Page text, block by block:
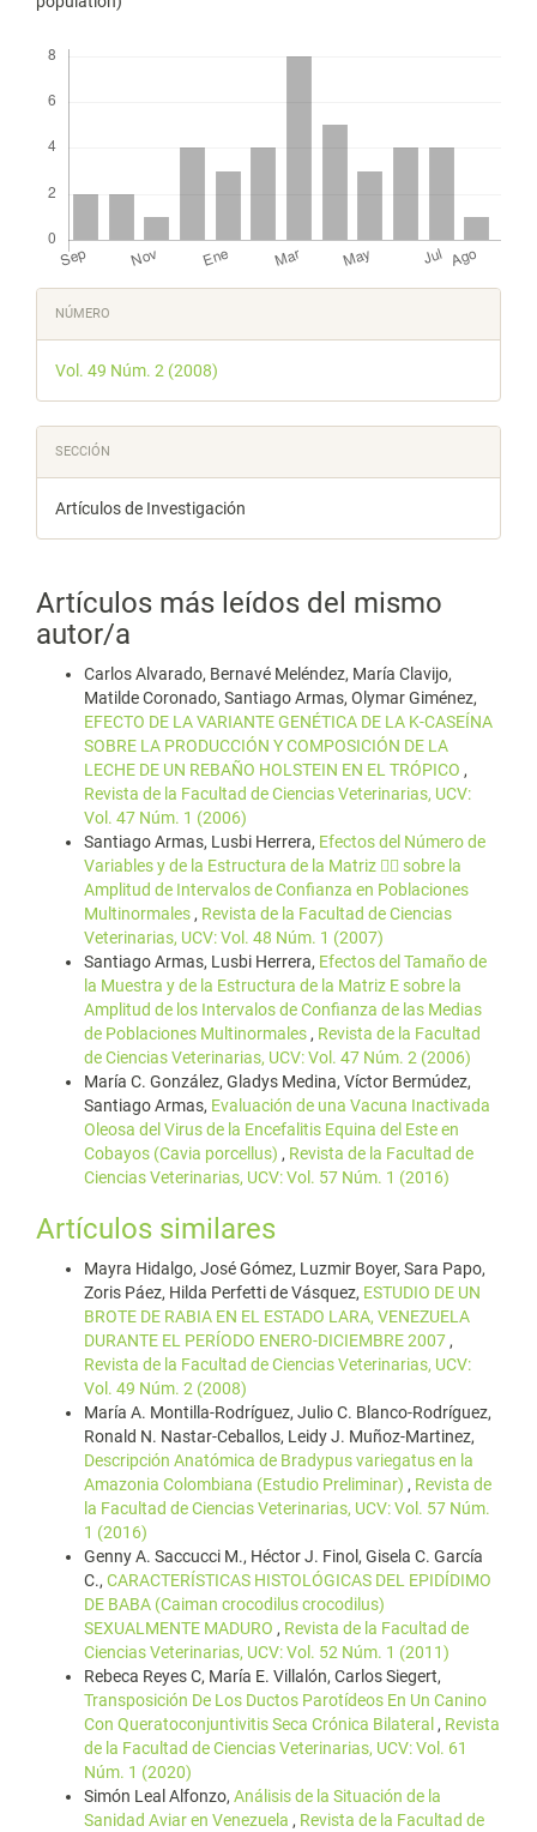
Detalles
del
artículo
NÚMERO
Vol. 49 Núm. 2 (2008)
SECCIÓN
Artículos de Investigación
Artículos más leídos del mismo
autor/a
Carlos Alvarado, Bernavé Meléndez, María Clavijo,
Matilde Coronado, Santiago Armas, Olymar Giménez,
EFECTO DE LA VARIANTE GENÉTICA DE LA K-CASEÍNA
SOBRE LA PRODUCCIÓN Y COMPOSICIÓN DE LA
LECHE DE UN REBAÑO HOLSTEIN EN EL TRÓPICO ,
Revista de la Facultad de Ciencias Veterinarias, UCV:
Vol. 47 Núm. 1 (2006)
Santiago Armas, Lusbi Herrera, Efectos del Número de
Variables y de la Estructura de la Matriz  sobre la
Amplitud de Intervalos de Confianza en Poblaciones
Multinormales, Revista de la Facultad de Ciencias
Veterinarias, UCV: Vol. 48 Núm. 1 (2007)
Santiago Armas, Lusbi Herrera, Efectos del Tamaño de
la Muestra y de la Estructura de la Matriz E sobre la
Amplitud de los Intervalos de Confianza de las Medias
de Poblaciones Multinormales, Revista de la Facultad
de Ciencias Veterinarias, UCV: Vol. 47 Núm. 2 (2006)
María C. González, Gladys Medina, Víctor Bermúdez,
Santiago Armas, Evaluación de una Vacuna Inactivada
Oleosa del Virus de la Encefalitis Equina del Este en
Cobayos (Cavia porcellus) , Revista de la Facultad de
Ciencias Veterinarias, UCV: Vol. 57 Núm. 1 (2016)
Artículos similares
Mayra Hidalgo, José Gómez, Luzmir Boyer, Sara Papo,
Zoris Páez, Hilda Perfetti de Vásquez, ESTUDIO DE UN
BROTE DE RABIA EN EL ESTADO LARA, VENEZUELA
DURANTE EL PERÍODO ENERO-DICIEMBRE 2007,
Revista de la Facultad de Ciencias Veterinarias, UCV:
Vol. 49 Núm. 2 (2008)
María A. Montilla-Rodríguez, Julio C. Blanco-Rodríguez,
Ronald N. Nastar-Ceballos, Leidy J. Muñoz-Martinez,
Descripción Anatómica de Bradypus variegatus en la
Amazonia Colombiana (Estudio Preliminar) , Revista de
la Facultad de Ciencias Veterinarias, UCV: Vol. 57 Núm.
1 (2016)
Genny A. Saccucci M., Héctor J. Finol, Gisela C. García
C., CARACTERÍSTICAS HISTOLÓGICAS DEL EPIDÍDIMO
DE BABA (Caiman crocodilus crocodilus)
SEXUALMENTE MADURO , Revista de la Facultad de
Ciencias Veterinarias, UCV: Vol. 52 Núm. 1 (2011)
Rebeca Reyes C, María E. Villalón, Carlos Siegert,
Transposición De Los Ductos Parotídeos En Un Canino
Con Queratoconjuntivitis Seca Crónica Bilateral , Revista
de la Facultad de Ciencias Veterinarias, UCV: Vol. 61
Núm. 1 (2020)
Simón Leal Alfonzo, Análisis de la Situación de la
Sanidad Aviar en Venezuela , Revista de la Facultad de